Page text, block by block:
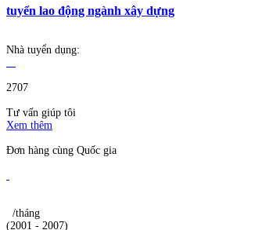
tuyển lao động ngành xây dựng
Nhà tuyển dụng:
2707
Tư vấn giúp tôi
Xem thêm
Đơn hàng cùng Quốc gia
/tháng
(2001 - 2007)